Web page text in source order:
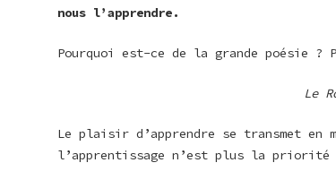
nous l’apprendre.
Pourquoi est-ce de la grande poésie ?
Le
Le plaisir d’apprendre se transmet en
l’apprentissage n’est plus la priorité